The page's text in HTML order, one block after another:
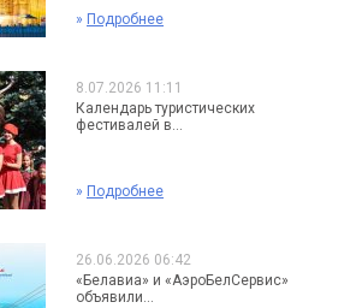
» Подробнее
8.07.2026 11:11
Календарь туристических
фестивалей в...
» Подробнее
26.06.2026 06:42
«Белавиа» и «АэроБелСервис»
объявили...